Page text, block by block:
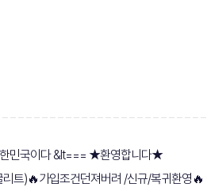
민국이다 &lt=== ★환영합니다★
리트)🔥가입조건던져버려 /신규/복귀환영🔥